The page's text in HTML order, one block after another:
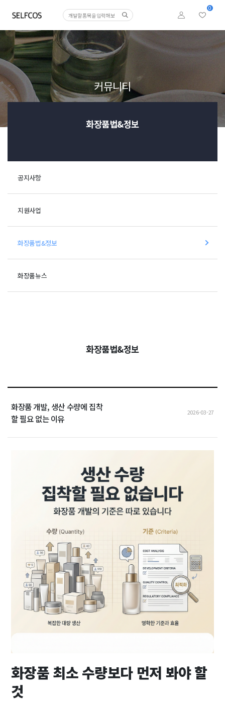
0
커뮤니티
화장품법&정보
공지사항
지원사업
화장품법&정보
화장품뉴스
화장품법&정보
화장품 개발, 생산 수량에 집착
할 필요 없는 이유
2026-03-27
화장품 최소 수량보다 먼저 봐야 할
것